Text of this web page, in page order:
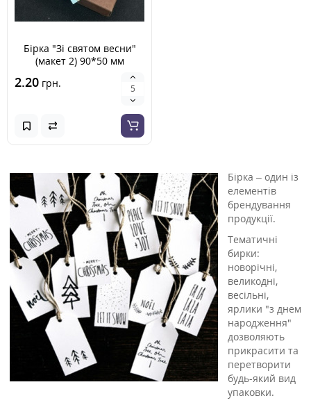
Бірка "Зі святом весни"
(макет 2) 90*50 мм
2.20 грн.
Бірка – один із
елементів
брендування
продукції.
Тематичні
бирки:
новорічні,
великодні,
весільні,
ярлики "з днем
народження"
дозволяють
прикрасити та
перетворити
будь-який вид
упаковки.